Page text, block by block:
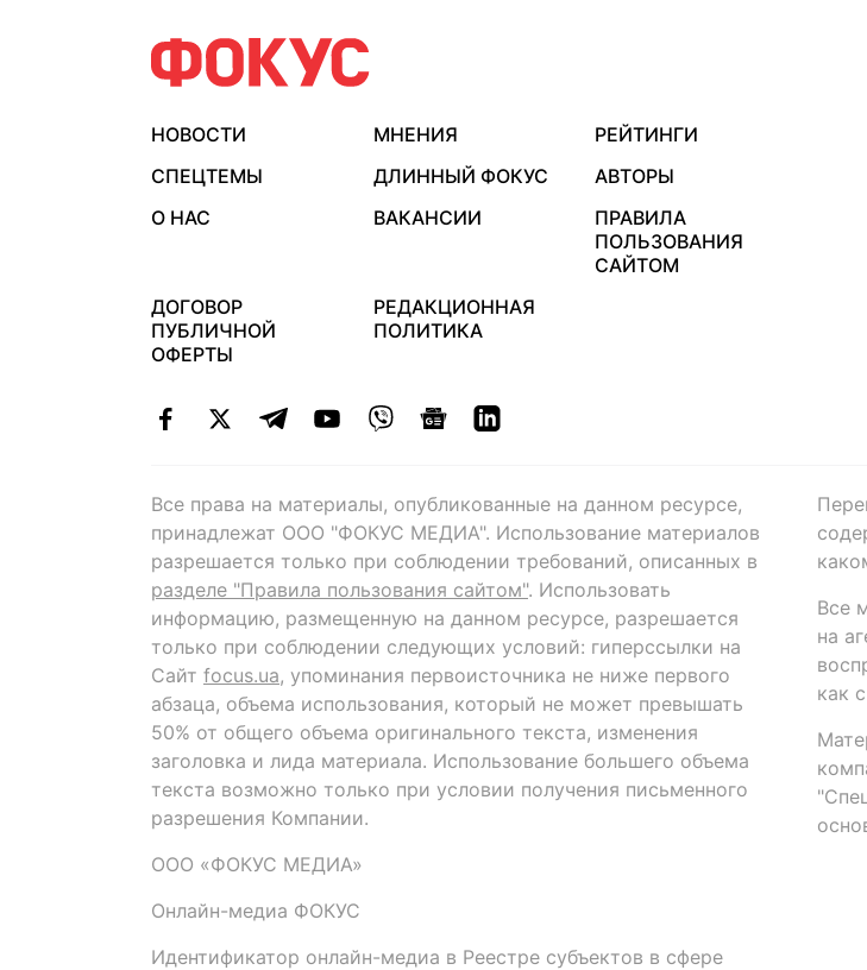
НОВОСТИ МНЕНИЯ
РЕЙТИНГИ
СПЕЦТЕМЫ
ДЛИННЫЙ ФОКУС
АВТОРЫ
О НАС
ВАКАНСИИ
ПРАВИЛА
ПОЛЬЗОВАНИЯ
САЙТОМ
ДОГОВОР
ПУБЛИЧНОЙ
ОФЕРТЫ
РЕДАКЦИОННАЯ
ПОЛИТИКА
Все права на материалы, опубликованные на данном ресурсе,
принадлежат ООО "ФОКУС МЕДИА". Использование материалов
разрешается только при соблюдении требований, описанных в
разделе "Правила пользования сайтом". Использовать
информацию, размещенную на данном ресурсе, разрешается
только при соблюдении следующих условий: гиперссылки на
Сайт focus.ua, упоминания первоисточника не ниже первого
абзаца, объема использования, который не может превышать
50% от общего объема оригинального текста, изменения
заголовка и лида материала. Использование большего объема
текста возможно только при условии получения письменного
разрешения Компании.
ООО «ФОКУС МЕДИА»
Онлайн-медиа ФОКУС
Идентификатор онлайн-медиа в Реестре субъектов в сфере
Все
на
как